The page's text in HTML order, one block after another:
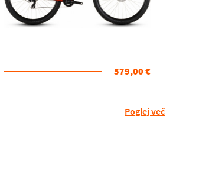
579,00 €
Poglej več